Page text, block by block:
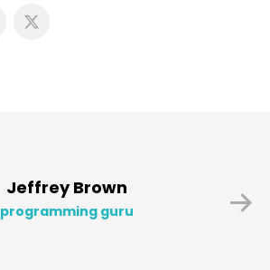
Jeffrey Brown
programming guru